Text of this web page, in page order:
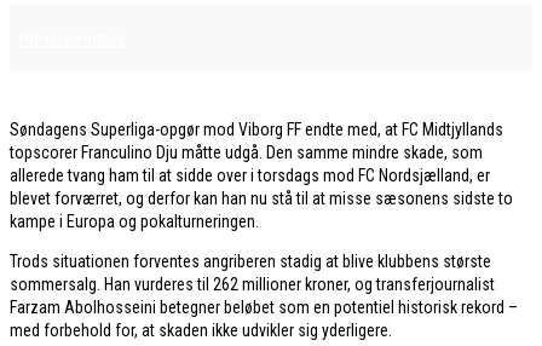
Søndagens Superliga-opgør mod Viborg FF endte med, at FC Midtjyllands
topscorer Franculino Dju måtte udgå. Den samme mindre skade, som
allerede tvang ham til at sidde over i torsdags mod FC Nordsjælland, er
blevet forværret, og derfor kan han nu stå til at misse sæsonens sidste to
kampe i Europa og pokalturneringen.
Trods situationen forventes angriberen stadig at blive klubbens største
sommersalg. Han vurderes til 262 millioner kroner, og transferjournalist
Farzam Abolhosseini betegner beløbet som en potentiel historisk rekord –
med forbehold for, at skaden ikke udvikler sig yderligere.